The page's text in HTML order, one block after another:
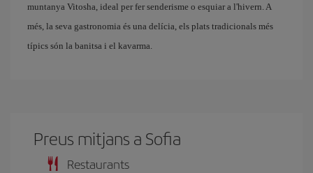
muntanya Vitosha, ideal per fer senderisme o esquiar a l'hivern. A
més, la seva gastronomia és una delícia, els plats tradicionals més
típics són la banitsa i el kavarma.
Preus mitjans a Sofia
Restaurants